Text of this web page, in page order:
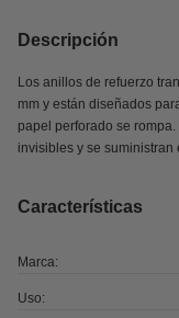
Descripción
Los anillos de refuerzo
mm y están diseñados
papel perforado se
invisibles y se
Características
Marca:
Uso: